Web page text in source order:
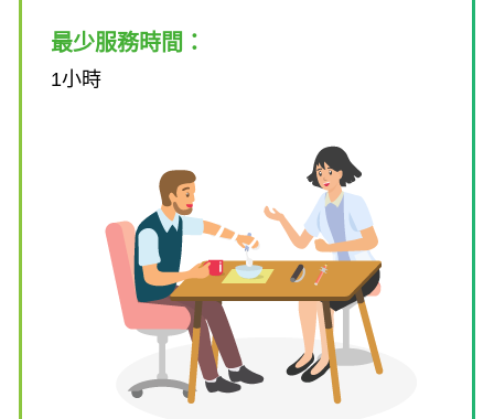
最少服務時間：
1小時